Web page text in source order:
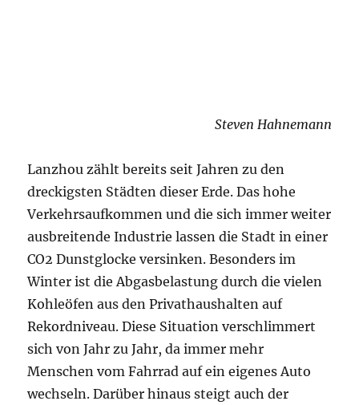
Steven Hahnemann
Lanzhou zählt bereits seit Jahren zu den
dreckigsten Städten dieser Erde. Das hohe
Verkehrsaufkommen und die sich immer weiter
ausbreitende Industrie lassen die Stadt in einer
CO2 Dunstglocke versinken. Besonders im
Winter ist die Abgasbelastung durch die vielen
Kohleöfen aus den Privathaushalten auf
Rekordniveau. Diese Situation verschlimmert
sich von Jahr zu Jahr, da immer mehr
Menschen vom Fahrrad auf ein eigenes Auto
wechseln. Darüber hinaus steigt auch der